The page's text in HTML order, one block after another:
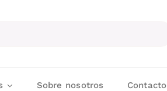
Sobre nosotros Contacto